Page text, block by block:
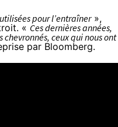
pour l’entraîner»,
« Ces dernières années,
chevronnés, ceux qui nous ont
par Bloomberg.